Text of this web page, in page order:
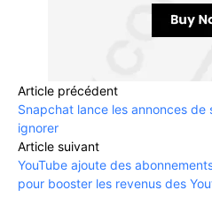
Article précédent
Snapchat lance les annonces de
ignorer
Article suivant
YouTube ajoute des
pour booster les revenus des